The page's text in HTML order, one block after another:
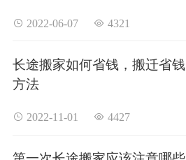
 2022-06-07  4321
长途搬家如何省钱，搬迁省钱
方法
 2022-11-01  4427